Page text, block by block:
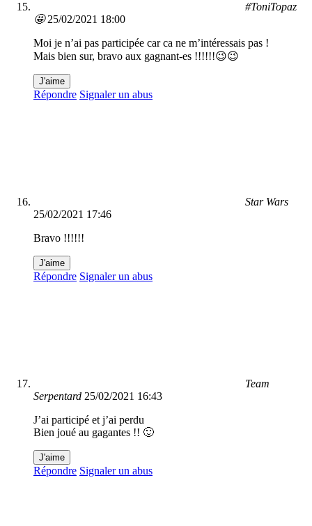
#ToniTopaz
🤩 25/02/2021 18:00
Moi je n’ai pas participée car ca ne m’intéressais pas !
Mais bien sur, bravo aux gagnant-es !!!!!!😉😉
J'aime
Répondre Signaler un abus
Star Wars
25/02/2021 17:46
Bravo !!!!!!
J'aime
Répondre Signaler un abus
Team
Serpentard 25/02/2021 16:43
J’ai participé et j’ai perdu
Bien joué au gagantes !! 🙂
J'aime
Répondre Signaler un abus